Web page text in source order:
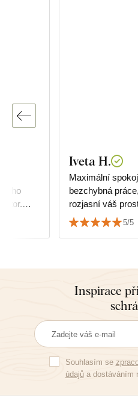
Iveta H.
Maximální
bezchybná
rozjasní váš
doporučuji.
5/5
Inspirace
Souhlasím se
údajůa dostáváním